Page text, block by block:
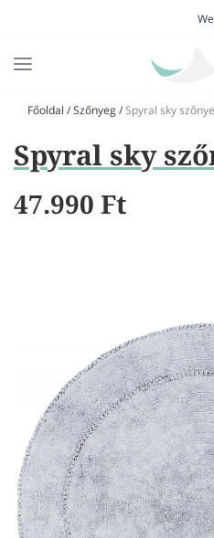
AJÁNDÉK
VINYL
Főoldal /Szőnyeg/Spyral sky
Spyral sky
47.990 Ft